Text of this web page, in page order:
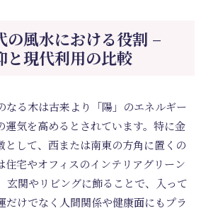
の風水における役割 –
と現代利用の比較
なる木は古来より「陽」のエネルギー
運気を高めるとされています。特に金
として、西または南東の方角に置くの
住宅やオフィスのインテリアグリーン
玄関やリビングに飾ることで、入って
だけでなく人間関係や健康面にもプラ